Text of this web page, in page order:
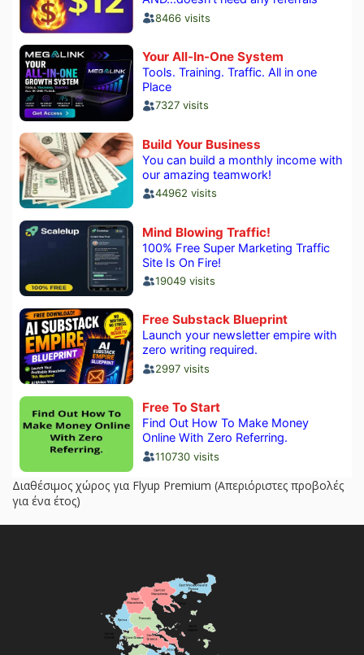
Διαθέσιμος χώρος για Flyup Premium (Απεριόριστες προβολές
για ένα έτος)